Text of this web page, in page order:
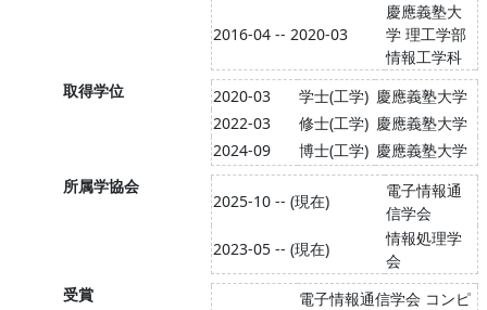
2016-04 -- 2020-03
慶應義塾大
学 理工学部
情報工学科
取得学位
2020-03 学士(工学) 慶應義塾大学
2022-03
修士(工学) 慶應義塾大学
2024-09
博士(工学) 慶應義塾大学
所属学協会
2025-10 -- (現在)
電子情報通
信学会
2023-05 -- (現在)
情報処理学
会
受賞
電子情報通信学会 コンピ